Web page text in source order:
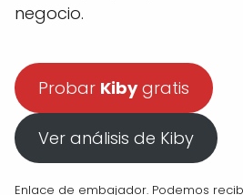
negocio.
Probar Kibygratis
Ver análisis de Kiby
Enlace de embajador. Podemos